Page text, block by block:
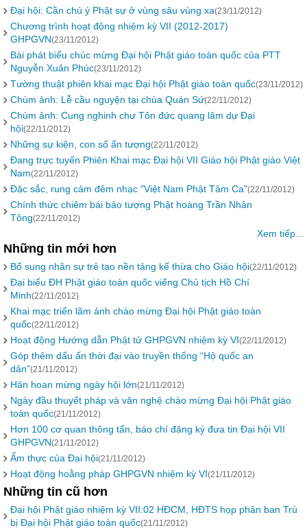
Đại hội: Cần chú ý Phật sự ở vùng sâu vùng xa(23/11/2012)
Chương trình hoạt động nhiệm kỳ VII (2012-2017)
GHPGVN(23/11/2012)
Bài phát biểu chúc mừng Đại hội Phật giáo toàn quốc của PTT
Nguyễn Xuân Phúc(23/11/2012)
Tường thuật phiên khai mạc Đại hội Phật giáo toàn quốc(23/11/2012)
Chùm ảnh: Lễ cầu nguyện tại chùa Quán Sứ(22/11/2012)
Chùm ảnh: Cung nghinh chư Tôn đức quang lâm dự Đại
hội(22/11/2012)
Những sự kiện, con số ấn tượng(22/11/2012)
Đang trực tuyến Phiên Khai mạc Đại hội VII Giáo hội Phật giáo Việt
Nam(22/11/2012)
Đặc sắc, rung cảm đêm nhạc "Việt Nam Phật Tâm Ca"(22/11/2012)
Chính thức chiêm bái bảo tượng Phật hoàng Trần Nhân
Tông(22/11/2012)
Xem tiếp...
Những tin mới hơn
Bổ sung nhân sự trẻ tạo nền tảng kế thừa cho Giáo hội(22/11/2012)
Đại biểu ĐH Phật giáo toàn quốc viếng Chủ tịch Hồ Chí
Minh(22/11/2012)
Khai mạc triển lãm ảnh chào mừng Đại hội Phật giáo toàn
quốc(22/11/2012)
Hoạt động Hướng dẫn Phật tử GHPGVN nhiệm kỳ VI(22/11/2012)
Góp thêm dấu ấn thời đại vào truyền thống “Hộ quốc an
dân”(21/11/2012)
Hân hoan mừng ngày hội lớn(21/11/2012)
Ngày đầu thuyết pháp và văn nghệ chào mừng Đại hội Phật giáo
toàn quốc(21/11/2012)
Hơn 100 cơ quan thông tấn, báo chí đăng ký đưa tin Đại hội VII
GHPGVN(21/11/2012)
Ẩm thực của Đại hội(21/11/2012)
Hoạt động hoằng pháp GHPGVN nhiệm kỳ VI(21/11/2012)
Những tin cũ hơn
Đại hội Phật giáo nhiệm kỳ VII:02 HĐCM, HĐTS họp phân ban Trù
bị Đại hội Phật giáo toàn quốc(21/11/2012)